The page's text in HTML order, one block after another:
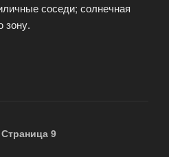
соседи; солнечная
зону.
Страница 9